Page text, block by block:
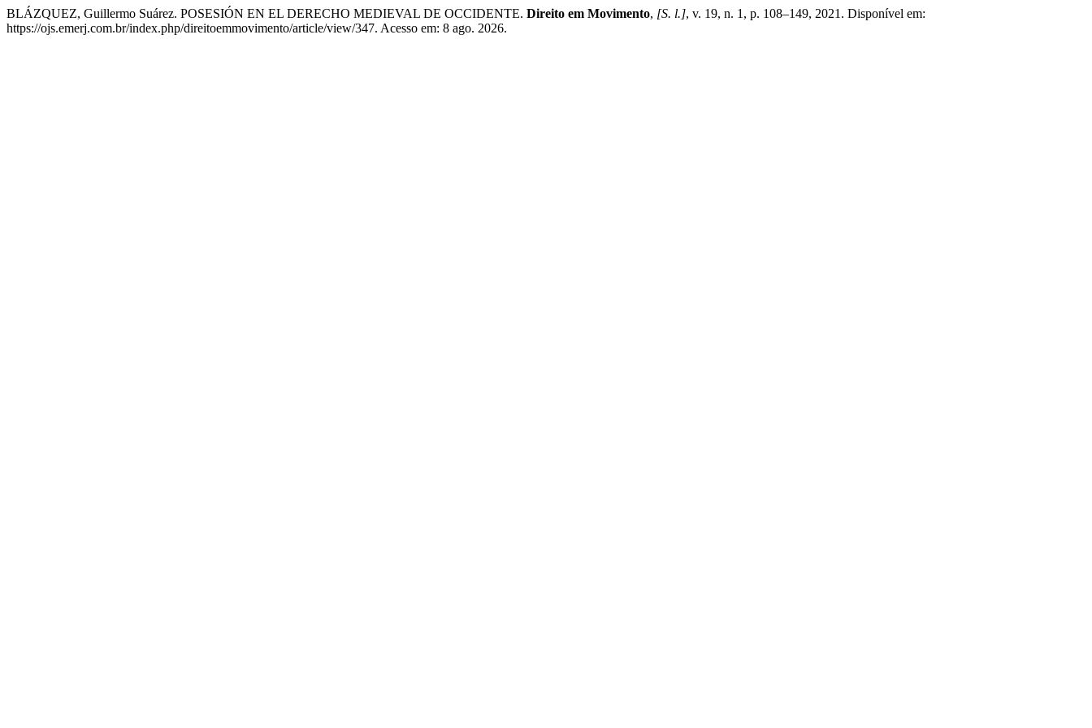
BLÁZQUEZ, Guillermo Suárez. POSESIÓN EN EL DERECHO MEDIEVAL DE OCCIDENTE. Direito em Movimento, [S. l.], v. 19, n. 1, p. 108–149, 2021. Disponível em:
https://ojs.emerj.com.br/index.php/direitoemmovimento/article/view/347. Acesso em: 8 ago. 2026.